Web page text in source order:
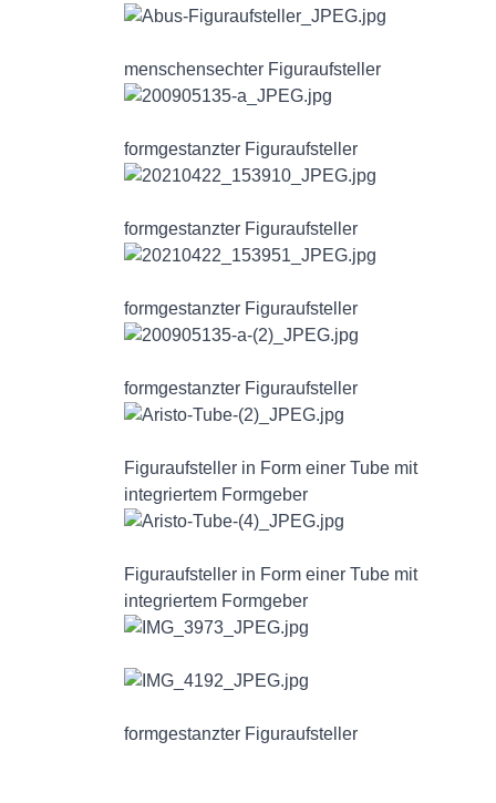
menschensechter Figuraufsteller
formgestanzter Figuraufsteller
formgestanzter Figuraufsteller
formgestanzter Figuraufsteller
formgestanzter Figuraufsteller
Figuraufsteller in Form einer Tube mit
integriertem Formgeber
Figuraufsteller in Form einer Tube mit
integriertem Formgeber
formgestanzter Figuraufsteller